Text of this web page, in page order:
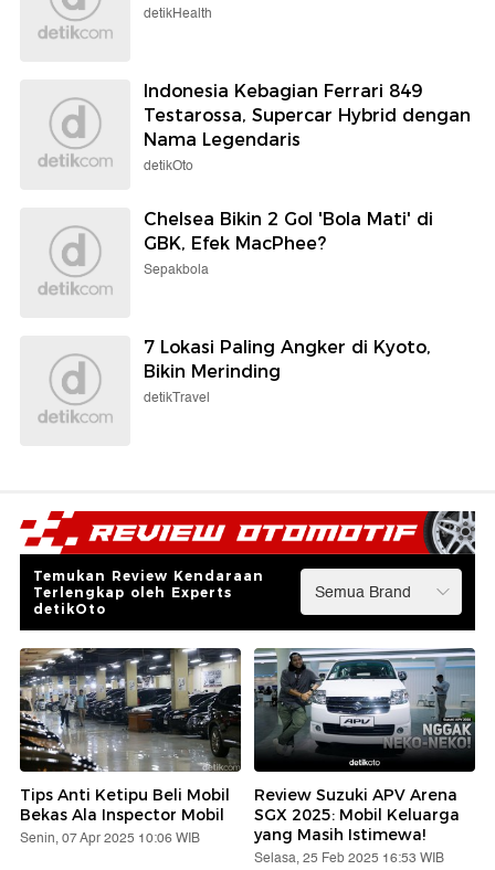
detikHealth
Indonesia Kebagian Ferrari 849
Testarossa, Supercar Hybrid dengan
Nama Legendaris
detikOto
Chelsea Bikin 2 Gol 'Bola Mati' di
GBK, Efek MacPhee?
Sepakbola
7 Lokasi Paling Angker di Kyoto,
Bikin Merinding
detikTravel
Temukan Review Kendaraan
Terlengkap oleh Experts
detikOto
Tips Anti Ketipu Beli Mobil
Bekas Ala Inspector Mobil
Senin, 07 Apr 2025 10:06 WIB
Review Suzuki APV Arena
SGX 2025: Mobil Keluarga
yang Masih Istimewa!
Selasa, 25 Feb 2025 16:53 WIB